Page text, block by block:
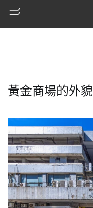
熱
門
搜
黃金商場的外貌